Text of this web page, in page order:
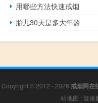
用哪些方法快速戒烟
胎儿30天是多大年龄
Copyright © 2012 - 2026 戒烟网在
站地图 | 疑难